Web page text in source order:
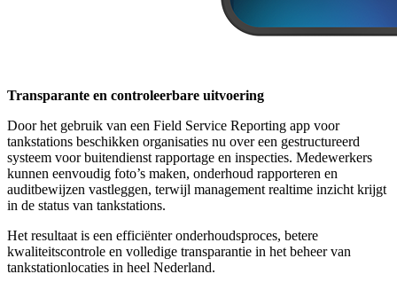
Transparante en controleerbare uitvoering
Door het gebruik van een Field Service Reporting app voor
tankstations beschikken organisaties nu over een gestructureerd
systeem voor buitendienst rapportage en inspecties. Medewerkers
kunnen eenvoudig foto’s maken, onderhoud rapporteren en
auditbewijzen vastleggen, terwijl management realtime inzicht krijgt
in de status van tankstations.
Het resultaat is een efficiënter onderhoudsproces, betere
kwaliteitscontrole en volledige transparantie in het beheer van
tankstationlocaties in heel Nederland.